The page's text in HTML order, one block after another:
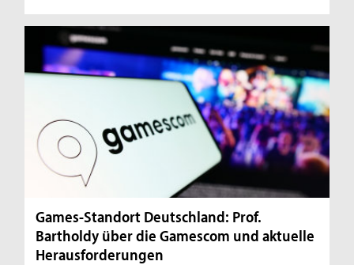
Games-Standort Deutschland: Prof.
Bartholdy über die Gamescom und aktuelle
Herausforderungen